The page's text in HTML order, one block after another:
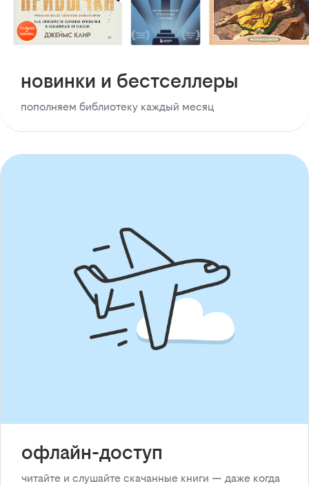
новинки и бестселлеры
пополняем библиотеку каждый месяц
офлайн-доступ
читайте и слушайте скачанные книги — даже когда